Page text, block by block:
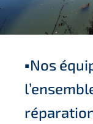
▪️Nos